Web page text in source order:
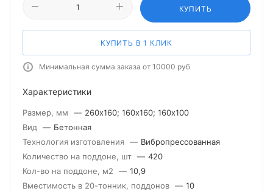
КУПИТЬ
КУПИТЬ В 1 КЛИК
Минимальная сумма заказа от 10000 руб
Характеристики
Размер, мм — 260х160; 160х160; 160х100
Вид
— Бетонная
Технология изготовления — Вибропрессованная
Количество на поддоне, шт — 420
Кол-во на поддоне, м2
— 10,9
Вместимость в 20-тонник, поддонов — 10